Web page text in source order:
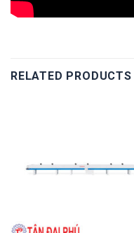
RELATED PRODUCTS